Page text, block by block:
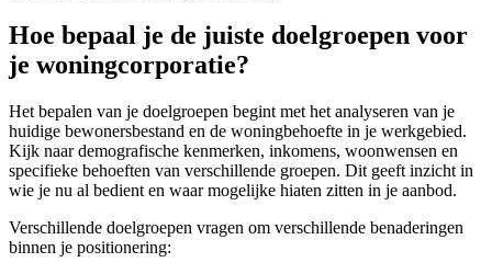
Hoe bepaal je de juiste doelgroepen voor
je woningcorporatie?
Het bepalen van je doelgroepen begint met het analyseren van je
huidige bewonersbestand en de woningbehoefte in je werkgebied.
Kijk naar demografische kenmerken, inkomens, woonwensen en
specifieke behoeften van verschillende groepen. Dit geeft inzicht in
wie je nu al bedient en waar mogelijke hiaten zitten in je aanbod.
Verschillende doelgroepen vragen om verschillende benaderingen
binnen je positionering: